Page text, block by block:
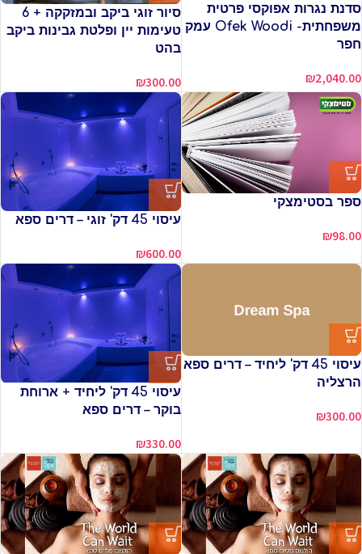
סדנת נגרות אפוקסי פרטית
משפחתית- Ofek Woodi עמק
חפר
₪2,040.00
סיור זוגי ביקב ובמזקקה + 6
טעימות יין ופלטת גבינות ביקב
בהט
₪300.00
ספר בסטימצקי
₪98.00
עיסוי 45 דק' זוגי – דרים ספא
₪600.00
עיסוי 45 דק' ליחיד – דרים ספא
הרצליה
₪300.00
עיסוי 45 דק' ליחיד + ארוחת
בוקר – דרים ספא
₪330.00